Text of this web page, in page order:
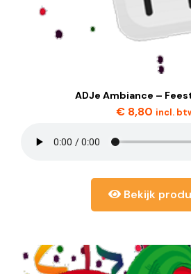
ADJe Ambiance –
€ 8,80 incl.
Bekijk